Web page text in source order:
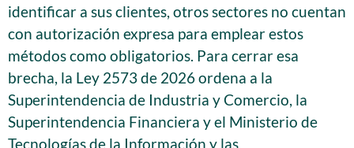
identificar a sus clientes, otros sectores no cuentan
con autorización expresa para emplear estos
métodos como obligatorios. Para cerrar esa
brecha, la Ley 2573 de 2026 ordena a la
Superintendencia de Industria y Comercio, la
Superintendencia Financiera y el Ministerio de
Tecnologías de la Información y las